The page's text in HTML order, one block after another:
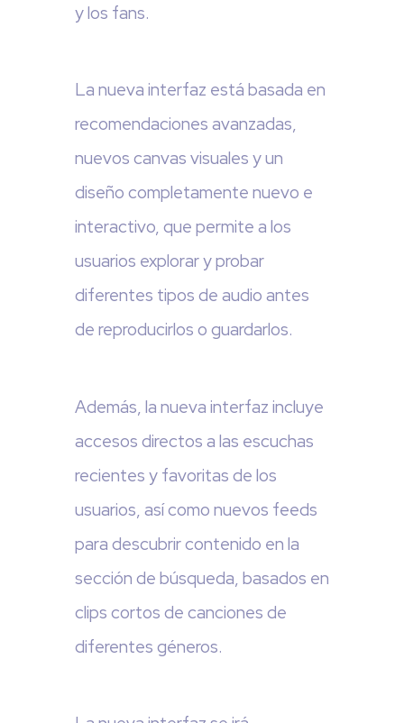
y los fans.
La nueva interfaz está basada en
recomendaciones avanzadas,
nuevos canvas visuales y un
diseño completamente nuevo e
interactivo, que permite a los
usuarios explorar y probar
diferentes tipos de audio antes
de reproducirlos o guardarlos.
Además, la nueva interfaz incluye
accesos directos a las escuchas
recientes y favoritas de los
usuarios, así como nuevos feeds
para descubrir contenido en la
sección de búsqueda, basados en
clips cortos de canciones de
diferentes géneros.